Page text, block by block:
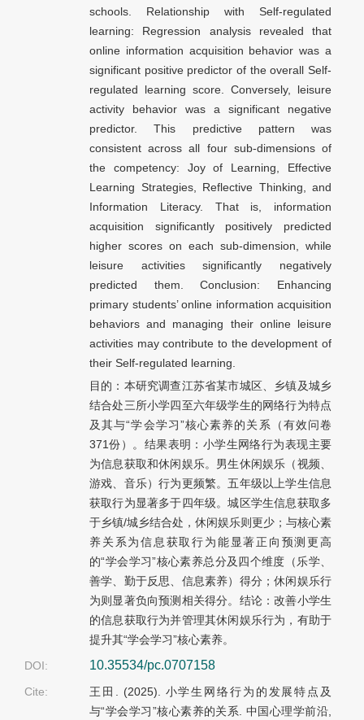
schools. Relationship with Self-regulated
learning: Regression analysis revealed that
online information acquisition behavior was a
significant positive predictor of the overall Self-
regulated learning score. Conversely, leisure
activity behavior was a significant negative
predictor. This predictive pattern was
consistent across all four sub-dimensions of
the competency: Joy of Learning, Effective
Learning Strategies, Reflective Thinking, and
Information Literacy. That is, information
acquisition significantly positively predicted
higher scores on each sub-dimension, while
leisure activities significantly negatively
predicted them. Conclusion: Enhancing
primary students’ online information acquisition
behaviors and managing their online leisure
activities may contribute to the development of
their Self-regulated learning.
目的：本研究调查江苏省某市城区、乡镇及城乡
结合处三所小学四至六年级学生的网络行为特点
及其与“学会学习”核心素养的关系（有效问卷
371份）。结果表明：小学生网络行为表现主要
为信息获取和休闲娱乐。男生休闲娱乐（视频、
游戏、音乐）行为更频繁。五年级以上学生信息
获取行为显著多于四年级。城区学生信息获取多
于乡镇/城乡结合处，休闲娱乐则更少；与核心素
养关系为信息获取行为能显著正向预测更高
的“学会学习”核心素养总分及四个维度（乐学、
善学、勤于反思、信息素养）得分；休闲娱乐行
为则显著负向预测相关得分。结论：改善小学生
的信息获取行为并管理其休闲娱乐行为，有助于
提升其“学会学习”核心素养。
DOI:
10.35534/pc.0707158
Cite:
王田. (2025). 小学生网络行为的发展特点及
与“学会学习”核心素养的关系. 中国心理学前沿,